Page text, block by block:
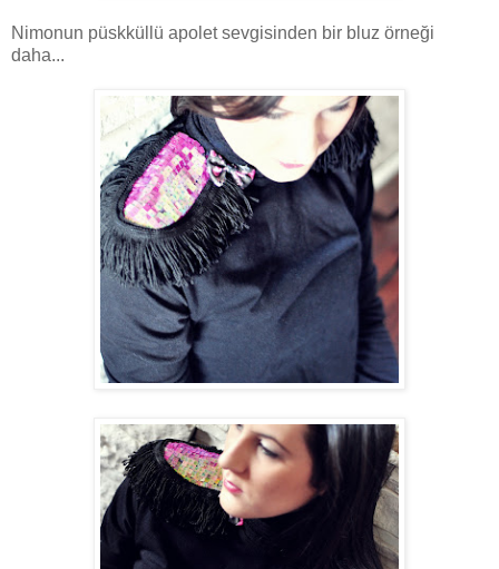
Nimonun püskküllü apolet sevgisinden bir bluz örneği
daha...